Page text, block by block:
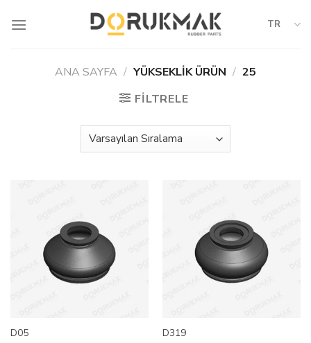
TR
ANA SAYFA / YÜKSEKLIK ÜRÜN / 25
FILTRELE
D05 D319